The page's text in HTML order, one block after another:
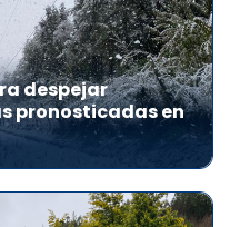
despejar
pronosticadas en